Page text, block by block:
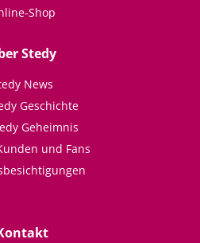
Shop
Stedy
News
Geschichte
Geheimnis
und Fans